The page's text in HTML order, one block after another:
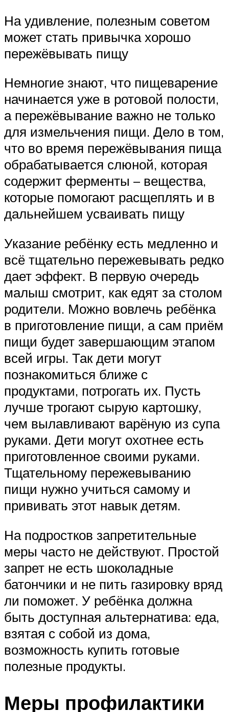
На удивление, полезным советом
может стать привычка хорошо
пережёвывать пищу
Немногие знают, что пищеварение
начинается уже в ротовой полости,
а пережёвывание важно не только
для измельчения пищи. Дело в том,
что во время пережёвывания пища
обрабатывается слюной, которая
содержит ферменты – вещества,
которые помогают расщеплять и в
дальнейшем усваивать пищу
Указание ребёнку есть медленно и
всё тщательно пережевывать редко
дает эффект. В первую очередь
малыш смотрит, как едят за столом
родители. Можно вовлечь ребёнка
в приготовление пищи, а сам приём
пищи будет завершающим этапом
всей игры. Так дети могут
познакомиться ближе с
продуктами, потрогать их. Пусть
лучше трогают сырую картошку,
чем вылавливают варёную из супа
руками. Дети могут охотнее есть
приготовленное своими руками.
Тщательному пережевыванию
пищи нужно учиться самому и
прививать этот навык детям.
На подростков запретительные
меры часто не действуют. Простой
запрет не есть шоколадные
батончики и не пить газировку вряд
ли поможет. У ребёнка должна
быть доступная альтернатива: еда,
взятая с собой из дома,
возможность купить готовые
полезные продукты.
Меры профилактики